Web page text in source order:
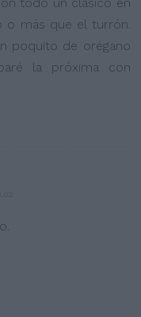
todo un clásico en
o más que el turrón.
poquito de orégano
la próxima con